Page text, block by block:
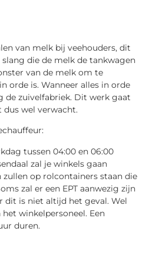
van melk bij veehouders, dit
die de melk de tankwagen
van de melk om te
orde is. Wanneer alles in orde
de zuivelfabriek. Dit werk gaat
wel verwacht.
tussen 04:00 en 06:00
zal je winkels gaan
zullen op rolcontainers staan die
zal er een EPT aanwezig zijn
dit is niet altijd het geval. Wel
winkelpersoneel. Een
duren.